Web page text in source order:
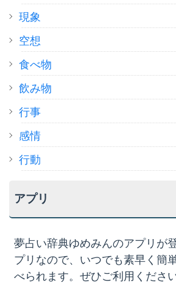
現象
空想
食べ物
飲み物
行事
感情
行動
アプリ
夢占い辞典ゆめみんのアプリが
プリなので、いつでも素早く簡
べられます。ぜひご利用ください